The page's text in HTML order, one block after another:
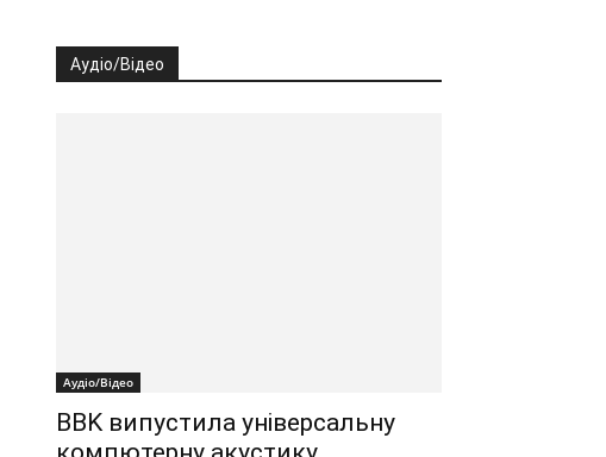
Аудіо/Відео
Аудіо/Відео
BBK випустила універсальну